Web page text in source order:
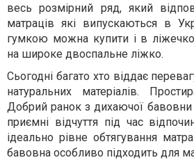
весь розмірний ряд, який
матраців які випускаються в
гумкою можна купити і в
на широке двоспальне ліжко.
Сьогодні багато хто віддає
натуральних матеріалів.
Добрий ранок з дихаючої бавовни
приємні відчуття під час
ідеально рівне обтягування
бавовна особливо підходить для